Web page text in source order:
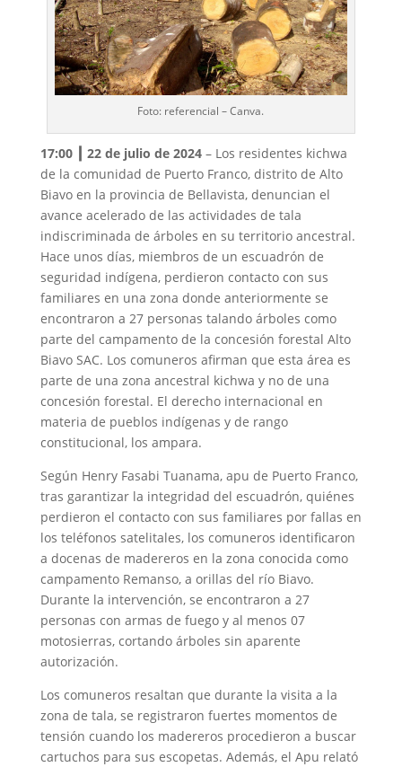
Foto: referencial – Canva.
17:00 22 de julio de 2024 – Los residentes kichwa
de la comunidad de Puerto Franco, distrito de Alto
Biavo en la provincia de Bellavista, denuncian el
avance acelerado de las actividades de tala
indiscriminada de árboles en su territorio ancestral.
Hace unos días, miembros de un escuadrón de
seguridad indígena, perdieron contacto con sus
familiares en una zona donde anteriormente se
encontraron a 27 personas talando árboles como
parte del campamento de la concesión forestal Alto
Biavo SAC. Los comuneros afirman que esta área es
parte de una zona ancestral kichwa y no de una
concesión forestal. El derecho internacional en
materia de pueblos indígenas y de rango
constitucional, los ampara.
Según Henry Fasabi Tuanama, apu de Puerto Franco,
tras garantizar la integridad del escuadrón, quiénes
perdieron el contacto con sus familiares por fallas en
los teléfonos satelitales, los comuneros identificaron
a docenas de madereros en la zona conocida como
campamento Remanso, a orillas del río Biavo.
Durante la intervención, se encontraron a 27
personas con armas de fuego y al menos 07
motosierras, cortando árboles sin aparente
autorización.
Los comuneros resaltan que durante la visita a la
zona de tala, se registraron fuertes momentos de
tensión cuando los madereros procedieron a buscar
cartuchos para sus escopetas. Además, el Apu relató